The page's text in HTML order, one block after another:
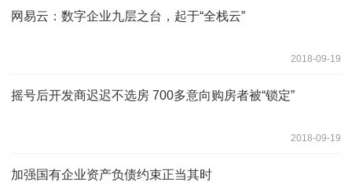
网易云：数字企业九层之台，起于“全栈云”
2018-09-19
摇号后开发商迟迟不选房 700多意向购房者被“锁定”
2018-09-19
加强国有企业资产负债约束正当其时